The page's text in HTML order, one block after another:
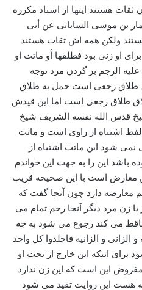
هستند اینها از اسناد مکرره
بن موسی الساباتی عن أبی
هستند ولکن همه اش ثقات هستند
او زنی بود فطلقها أو ماتت او
الرجم بر گردن مرد توجه
طلاق رجعی است حمل به طلاق
طلاق رجعی است اما این قیدش
قدس الله نفسه الشریف شیخ
اشتباه از راوی است و ماتت
شود این ماتت اشتباه از
باشد این را به جهت این خواندم
معارض است با این صحیحه قریب
معارضه دارد چون آنجا گفت که
زن مرد دیگر آنجا رجم تمام می
می کند رجوع می شود به چه
الزانی و الزانیه فاجلدوا کل واحد
برای اینکه این خارج از تحت او
این است که این زن ندارد
هست این روایت تقید می شود